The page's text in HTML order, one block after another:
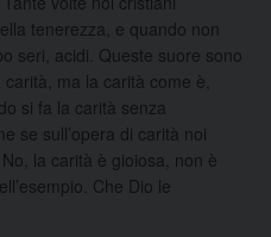
tenerezza, e quando non
seri, acidi. Queste suore sono
ma la carità come è,
si fa la carità senza
se sull’opera di carità noi
la carità è gioiosa, non è
Che Dio le